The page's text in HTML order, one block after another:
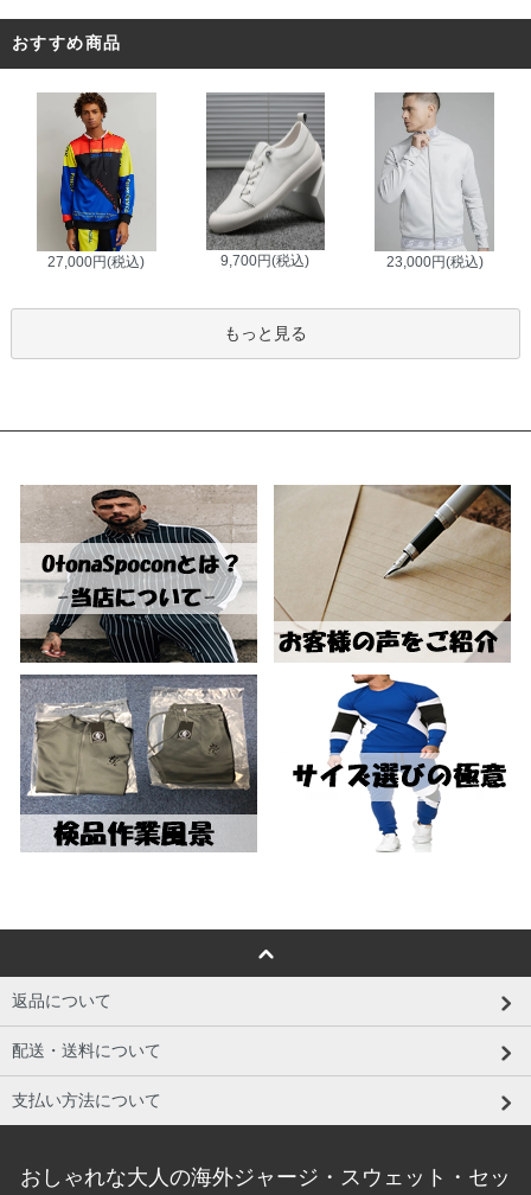
おすすめ商品
27,000円(税込) 9,700円(税込) 23,000円(税込)
もっと見る
返品について
配送・送料について
支払い方法について
おしゃれな大人の海外ジャージ・スウェット・セッ